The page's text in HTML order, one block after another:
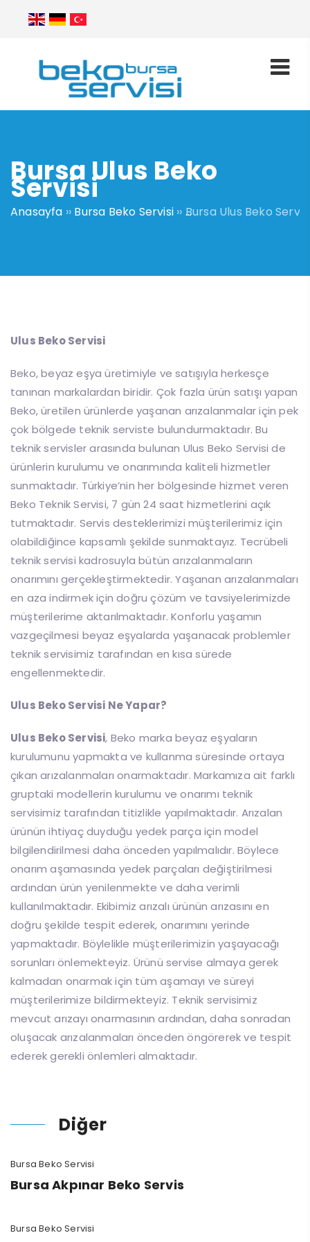
Bursa Ulus Beko
Servisi
Anasayfa ›› Bursa Beko Servisi ›› Bursa Ulus Beko Servisi
Ulus Beko Servisi
Beko, beyaz eşya üretimiyle ve satışıyla herkesçe
tanınan markalardan biridir. Çok fazla ürün satışı yapan
Beko, üretilen ürünlerde yaşanan arızalanmalar için pek
çok bölgede teknik serviste bulundurmaktadır. Bu
teknik servisler arasında bulunan Ulus Beko Servisi de
ürünlerin kurulumu ve onarımında kaliteli hizmetler
sunmaktadır. Türkiye’nin her bölgesinde hizmet veren
Beko Teknik Servisi, 7 gün 24 saat hizmetlerini açık
tutmaktadır. Servis desteklerimizi müşterilerimiz için
olabildiğince kapsamlı şekilde sunmaktayız. Tecrübeli
teknik servisi kadrosuyla bütün arızalanmaların
onarımını gerçekleştirmektedir. Yaşanan arızalanmaları
en aza indirmek için doğru çözüm ve tavsiyelerimizde
müşterilerime aktarılmaktadır. Konforlu yaşamın
vazgeçilmesi beyaz eşyalarda yaşanacak problemler
teknik servisimiz tarafından en kısa sürede
engellenmektedir.
Ulus Beko Servisi Ne Yapar?
Ulus Beko Servisi, Beko marka beyaz eşyaların
kurulumunu yapmakta ve kullanma süresinde ortaya
çıkan arızalanmaları onarmaktadır. Markamıza ait farklı
gruptaki modellerin kurulumu ve onarımı teknik
servisimiz tarafından titizlikle yapılmaktadır. Arızalan
ürünün ihtiyaç duyduğu yedek parça için model
bilgilendirilmesi daha önceden yapılmalıdır. Böylece
onarım aşamasında yedek parçaları değiştirilmesi
ardından ürün yenilenmekte ve daha verimli
kullanılmaktadır. Ekibimiz arızalı ürünün arızasını en
doğru şekilde tespit ederek, onarımını yerinde
yapmaktadır. Böylelikle müşterilerimizin yaşayacağı
sorunları önlemekteyiz. Ürünü servise almaya gerek
kalmadan onarmak için tüm aşamayı ve süreyi
müşterilerimize bildirmekteyiz. Teknik servisimiz
mevcut arızayı onarmasının ardından, daha sonradan
oluşacak arızalanmaları önceden öngörerek ve tespit
ederek gerekli önlemleri almaktadır.
Diğer
Bursa Beko Servisi
Bursa Akpınar Beko Servis
Bursa Beko Servisi